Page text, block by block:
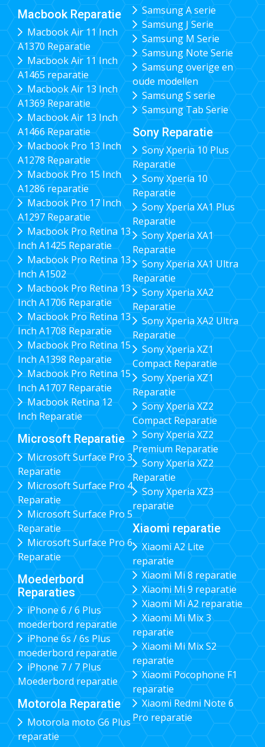
Macbook Reparatie
Macbook Air 11 Inch
A1370 Reparatie
Macbook Air 11 Inch
A1465 reparatie
Macbook Air 13 Inch
A1369 Reparatie
Macbook Air 13 Inch
A1466 Reparatie
Macbook Pro 13 Inch
A1278 Reparatie
Macbook Pro 15 Inch
A1286 reparatie
Macbook Pro 17 Inch
A1297 Reparatie
Macbook Pro Retina 13
Inch A1425 Reparatie
Macbook Pro Retina 13
Inch A1502
Macbook Pro Retina 13
Inch A1706 Reparatie
Macbook Pro Retina 13
Inch A1708 Reparatie
Macbook Pro Retina 15
Inch A1398 Reparatie
Macbook Pro Retina 15
Inch A1707 Reparatie
Macbook Retina 12
Inch Reparatie
Microsoft Reparatie
Microsoft Surface Pro 3
Reparatie
Microsoft Surface Pro 4
Reparatie
Microsoft Surface Pro 5
Reparatie
Microsoft Surface Pro 6
Reparatie
Moederbord
Reparaties
iPhone 6 / 6 Plus
moederbord reparatie
iPhone 6s / 6s Plus
moederbord reparatie
iPhone 7 / 7 Plus
Moederbord reparatie
Motorola Reparatie
Motorola moto G6 Plus
reparatie
Samsung A serie
Samsung J Serie
Samsung M Serie
Samsung Note Serie
Samsung overige en
oude modellen
Samsung S serie
Samsung Tab Serie
Sony Reparatie
Sony Xperia 10 Plus
Reparatie
Sony Xperia 10
Reparatie
Sony Xperia XA1 Plus
Reparatie
Sony Xperia XA1
Reparatie
Sony Xperia XA1 Ultra
Reparatie
Sony Xperia XA2
Reparatie
Sony Xperia XA2 Ultra
Reparatie
Sony Xperia XZ1
Compact Reparatie
Sony Xperia XZ1
Reparatie
Sony Xperia XZ2
Compact Reparatie
Sony Xperia XZ2
Premium Reparatie
Sony Xperia XZ2
Reparatie
Sony Xperia XZ3
reparatie
Xiaomi reparatie
Xiaomi A2 Lite
reparatie
Xiaomi Mi 8 reparatie
Xiaomi Mi 9 reparatie
Xiaomi Mi A2 reparatie
Xiaomi Mi Mix 3
reparatie
Xiaomi Mi Mix S2
reparatie
Xiaomi Pocophone F1
reparatie
Xiaomi Redmi Note 6
Pro reparatie